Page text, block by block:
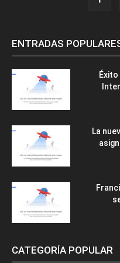
ENTRADAS
La
CATEGORÍA POPULAR